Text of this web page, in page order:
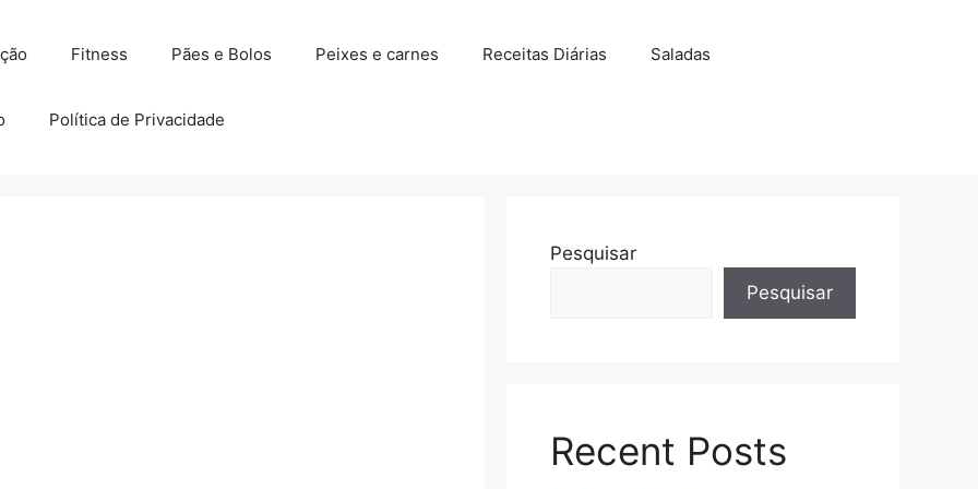
Fitness Pães e Bolos Peixes e carnes Receitas Diárias Saladas
Política de Privacidade
Pesquisar
Pesquisar
Recent Posts